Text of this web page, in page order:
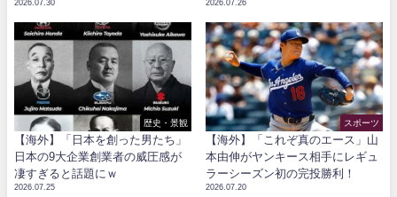
2026.07.30 2026.07.26
歴史・景観
【海外】「日本を創った男たち」
日本の9大企業創業者の威圧感が
凄すぎると話題にｗ
2026.07.25
スポーツ
【海外】「これぞ真のエース」山
本由伸がヤンキース相手にレギュ
ラーシーズン初の完投勝利！
2026.07.20